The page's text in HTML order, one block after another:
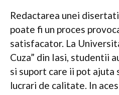
Redactarea unei
poate fi un proces
satisfacator. La
Cuza” din Iasi, studentii
si suport care ii pot ajuta
lucrari de calitate. In